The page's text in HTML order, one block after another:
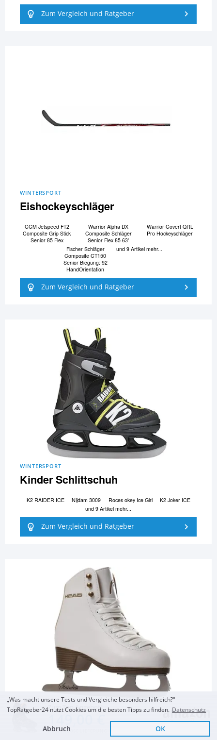
Zum Top Angebot
KOSTENLOSE LIEFERUNG
Zum Vergleich und Ratgeber
WINTERSPORT
Eishockeyschläger
CCM Jetspeed FT2
Composite Grip Stick
Senior 85 Flex
Warrior Alpha DX
Composite Schläger
Senior Flex 85 63'
Warrior Covert QRL
Pro Hockeyschläger
Fischer Schläger
Composite CT150
Senior Biegung: 92
HandOrientation
und 9 Artikel mehr...
Zum Vergleich und Ratgeber
WINTERSPORT
Kinder Schlittschuh
K2 RAIDER ICE Nijdam 3009 Roces okey Ice Girl
K2 Joker ICE
und 9 Artikel mehr...
Zum Vergleich und Ratgeber
Damen Schlittschuh
„Was macht unsere Tests und Vergleiche besonders hilfreich?“
TopRatgeber24 nutzt Cookies um die besten Tipps zu finden. Datenschutz
Abbruch OK